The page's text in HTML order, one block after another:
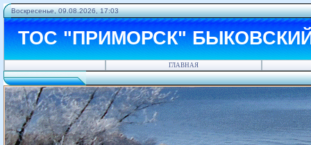
Воскресенье, 09.08.2026, 17:03
ТОС "ПРИМОРСК"
ГЛАВНАЯ